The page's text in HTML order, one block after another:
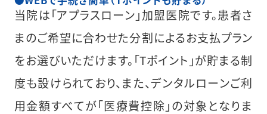
当院は「アプラスローン」加盟医院です。患者さ
まのご希望に合わせた分割によるお支払プラン
をお選びいただけます。「Tポイント」が貯まる制
度も設けられており、また、デンタルローンご利
用金額すべてが「医療費控除」の対象となりま